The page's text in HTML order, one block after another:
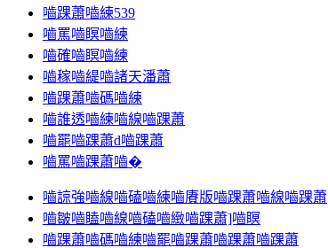
嚙踝蕭嚙練539
嚙罵嚙瞑嚙練
嚙確嚙瞑嚙練
嚙稼嚙緹嚙諸天潘蕭
嚙踝蕭嚙碼嚙練
嚙誰透嚙練嚙線嚙踝蕭
嚙罷嚙踝蕭d嚙踝蕭
嚙罵嚙踝蕭嚙�
嚙諒強嚙線嚙磕嚙練嚙賡版嚙踝蕭嚙線嚙踝蕭
嚙皺嚙瞌嚙線嚙磕嚙緻嚙踝蕭]嚙瞑
嚙踝蕭嚙碼嚙練嚙罷嚙踝蕭嚙踝蕭嚙踝蕭